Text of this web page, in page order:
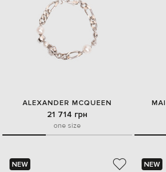
ALEXANDER MCQUEEN
21 714 грн
one size
NEW NEW